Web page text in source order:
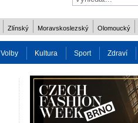
Zlínský Moravskoslezský Olomoucký
Volby Kultura Sport Zdraví
Charita Osobnost Více